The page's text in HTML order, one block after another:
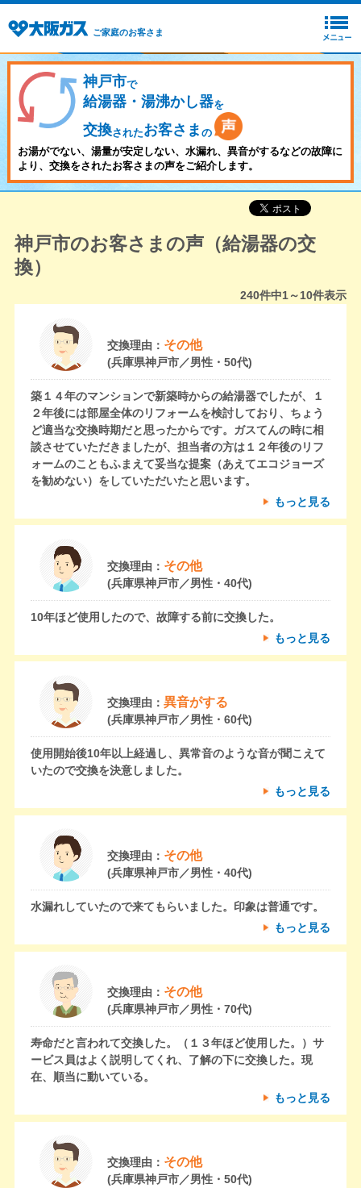
ご家庭のお客さま
神戸市で
給湯器・湯沸かし器を
交換されたお客さま の
お湯がでない、湯量が安定しない、水漏れ、異音がするなどの故障に
より、交換をされたお客さまの声をご紹介します。
神戸市のお客さまの声（給湯器の交
換）
240件中1～10件表示
交換理由： その他
(兵庫県神戸市／男性・50代)
築１４年のマンションで新築時からの給湯器でしたが、１
２年後には部屋全体のリフォームを検討しており、ちょう
ど適当な交換時期だと思ったからです。ガスてんの時に相
談させていただきましたが、担当者の方は１２年後のリフ
ォームのこともふまえて妥当な提案（あえてエコジョーズ
を勧めない）をしていただいたと思います。
もっと見る
交換理由： その他
(兵庫県神戸市／男性・40代)
10年ほど使用したので、故障する前に交換した。
もっと見る
交換理由： 異音がする
(兵庫県神戸市／男性・60代)
使用開始後10年以上経過し、異常音のような音が聞こえて
いたので交換を決意しました。
もっと見る
交換理由： その他
(兵庫県神戸市／男性・40代)
水漏れしていたので来てもらいました。印象は普通です。
もっと見る
交換理由： その他
(兵庫県神戸市／男性・70代)
寿命だと言われて交換した。（１３年ほど使用した。）サ
ービス員はよく説明してくれ、了解の下に交換した。現
在、順当に動いている。
もっと見る
交換理由： その他
(兵庫県神戸市／男性・50代)